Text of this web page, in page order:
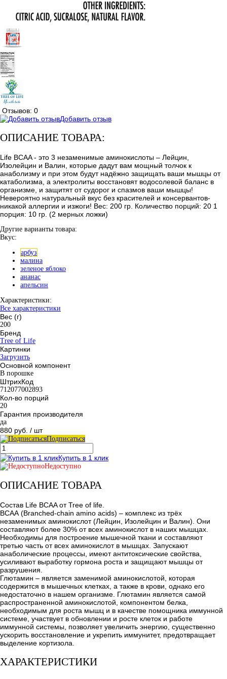
Отзывов: 0
Добавить отзыв
ОПИСАНИЕ ТОВАРА:
Life BCAA - это 3 незаменимые аминокислоты – Лейцин,
Изолейцин и Валин, которые дадут вам мощный толчок к
анаболизму и при этом будут надёжно защищать ваши мышцы от
катаболизма, а электролиты восстановят водосолевой баланс в
организме, и защитят от судорог и спазмов ваши мышцы!
Невероятно натуральный вкус без красителей и консервантов-
никакой аллергии и изжоги! Вес: 200 гр. Количество порций: 20 1
порция: 10 гр. (2 мерных ложки)
Другие варианты товара:
Вкус:
арбуз
малина
зеленое яблоко
ананас
апельсин
Характеристики:
Все характеристики
Вес (г)
200
Бренд
Tree of Life
Картинки
Загрузить
Основной компонент
В порошке
ШтрихКод
712077002893
Кол-во порций
20
Гарантия производителя
да
880 руб. / шт
Подписаться
Купить в 1 клик
Недоступно
ОПИСАНИЕ ТОВАРА
Состав Life BCAA от Tree of life.
ВСАА (Branched-chain amino acids) – комплекс из трёх
незаменимых аминокислот (Лейцин, Изолейцин и Валин). Они
составляют более 30% от всех аминокислот в наших мышцах.
Необходимы для построение мышечной ткани и составляют
третью часть от всех аминокислот в мышцах. Запускают
анаболические процессы, имеют антитоксические свойства,
усиливают выработку гормона роста и защищают мышцы от
разрушения.
Глютамин – является заменимой аминокислотой, которая
содержится в мышечных клетках, а также в крови, однако его
недостаточно в нашем организме. Глютамин является самой
распространенной аминокислотой, компонентом белка,
необходимым для роста мышц и в качестве помощника иммунной
системе, участвует в обновлении и росте клеток и работе
иммунной системы, позволяет увеличить энергию, существенно
ускорить восстановление и укрепить иммунитет, предотвращает
выделение кортизола.
ХАРАКТЕРИСТИКИ